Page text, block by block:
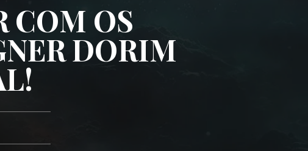
COM OS
DORIM